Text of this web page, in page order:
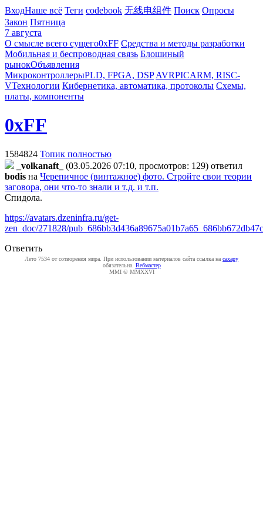
ВходНаше всё Теги codebook 无线电组件 Поиск Опросы
Закон Пятница
7 августа
О смысле всего сущего0xFF Средства и методы разработки
Мобильная и беспроводная связь Блошиный
рынокОбъявления
МикроконтроллерыPLD, FPGA, DSP AVRPICARM, RISC-
VТехнологии Кибернетика, автоматика, протоколы Схемы,
платы, компоненты
0xFF
1584824 Топик полностью
_volkanaft_
(03.05.2026 07:10, просмотров: 129) ответил
bodis на Черепичное (винтажное) фото. Стройте свои теории
заговора, они что-то знали и т.д. и т.п.
Спидола.
https://avatars.dzeninfra.ru/get-
zen_doc/271828/
Ответить
Лето 7534 от сотворения мира. При использовании материалов сайта ссылка на caxapу
обязательна. Вебмастер
MMI © MMXXVI